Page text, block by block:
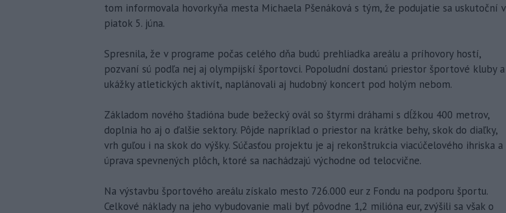
tom informovala hovorkyňa mesta Michaela Pšenáková s tým, že podujatie sa uskutoční v
piatok 5. júna.
Spresnila, že v programe počas celého dňa budú prehliadka areálu a príhovory hostí,
pozvaní sú podľa nej aj olympijskí športovci. Popoludní dostanú priestor športové kluby a
ukážky atletických aktivít, naplánovali aj hudobný koncert pod holým nebom.
Základom nového štadióna bude bežecký ovál so štyrmi dráhami s dĺžkou 400 metrov,
doplnia ho aj o ďalšie sektory. Pôjde napríklad o priestor na krátke behy, skok do diaľky,
vrh guľou i na skok do výšky. Súčasťou projektu je aj rekonštrukcia viacúčelového ihriska a
úprava spevnených plôch, ktoré sa nachádzajú východne od telocvične.
Na výstavbu športového areálu získalo mesto 726.000 eur z Fondu na podporu športu.
Celkové náklady na jeho vybudovanie mali byť pôvodne 1,2 milióna eur, zvýšili sa však o